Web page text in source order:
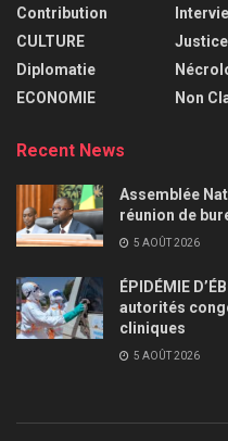
Contribution
CULTURE
Diplomatie
ECONOMIE
Justice
Non
Recent News
Assemblée
réunion de
5 AOÛT 2026
ÉPIDÉMIE
autorités
cliniques
5 AOÛT 2026